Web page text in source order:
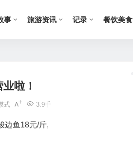
事 旅游资讯 记录 餐饮美食
啦！
3.9千
式
边鱼18元/斤,